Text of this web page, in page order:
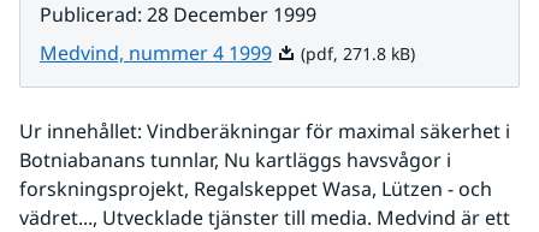
Publicerad: 28 December 1999
Medvind, nummer 4 1999Pdf, 271.8 kB.
(pdf, 271.8 kB)
Ur innehållet: Vindberäkningar för maximal säkerhet i
Botniabanans tunnlar, Nu kartläggs havsvågor i
forskningsprojekt, Regalskeppet Wasa, Lützen - och
vädret..., Utvecklade tjänster till media. Medvind är ett